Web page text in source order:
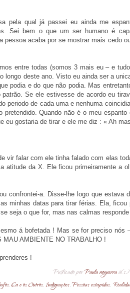
pela qual já passei eu ainda me
Sei bem o que um ser humano é
pessoa acaba por se mostrar mais cedo
entre todas (somos 3 mais eu – e
longo deste ano. Visto eu ainda ser a
podia e do que não podia. Mas
patrão. Se ele estivesse de acordo eu
periodo de cada uma e nenhuma
pretendido. Quando não é o meu
eu gostaria de tirar e ele me diz : « Ah
vir falar com ele tinha falado com elas
atitude da X. Ele ficou primeiramente a
confrontei-a. Disse-lhe logo que estava
minhas datas para tirar férias. Ela,
seja o que for, mas nas calmas
á bofetada ! Mas se for preciso
MAU AMBIENTE NO TRABALHO !
!
Publicado porPaula noguerraà(s)
,Eu e os Outros, Indignações,Pessoas estupidas,